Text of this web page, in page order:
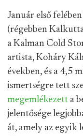
Január első
(régebben
a Kalman Cold
artista, Koháry
években, és a 4,5
ismertségre tett
megemlékezett a
jelentősége
át, amely az egyik